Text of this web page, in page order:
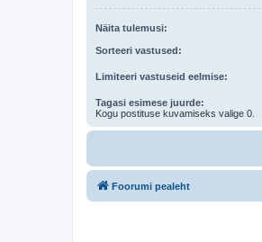
Näita tulemusi:
Sorteeri vastused:
Limiteeri vastuseid eelmise:
Tagasi esimese juurde:
Kogu postituse kuvamiseks valige 0.
Foorumi pealeht